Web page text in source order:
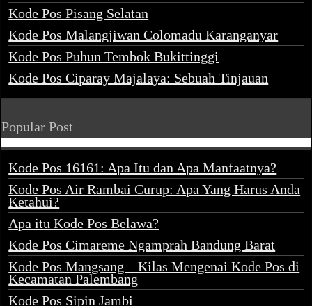
Kode Pos Pisang Selatan
Kode Pos Malangjiwan Colomadu Karanganyar
Kode Pos Puhun Tembok Bukittinggi
Kode Pos Ciparay Majalaya: Sebuah Tinjauan
Popular Post
Kode Pos 16161: Apa Itu dan Apa Manfaatnya?
Kode Pos Air Rambai Curup: Apa Yang Harus Anda
Ketahui?
Apa itu Kode Pos Belawa?
Kode Pos Cimareme Ngamprah Bandung Barat
Kode Pos Mangsang – Kilas Mengenai Kode Pos di
Kecamatan Palembang
Kode Pos Sipin Jambi